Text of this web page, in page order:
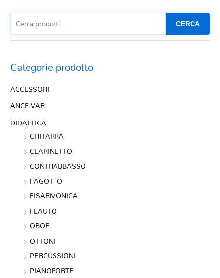
CERCA
Categorie prodotto
ACCESSORI
ANCE VAR
DIDATTICA
CHITARRA
CLARINETTO
CONTRABBASSO
FAGOTTO
FISARMONICA
FLAUTO
OBOE
OTTONI
PERCUSSIONI
PIANOFORTE